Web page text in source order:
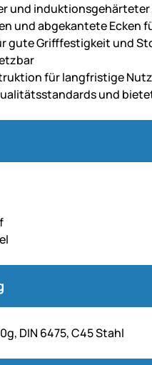
und
und abgekantete Ecken
gute Grifffestigkeit und
für langfristige
und
DIN 6475, C45 Stahl